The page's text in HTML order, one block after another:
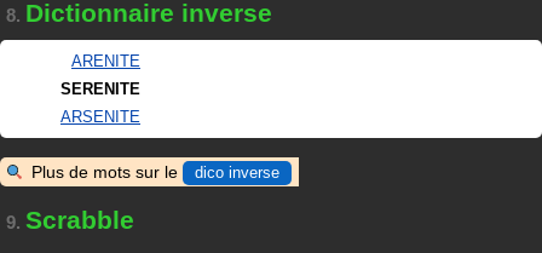
8. Dictionnaire inverse
ARENITE
SERENITE
ARSENITE
Plus de mots sur le dico inverse
9. Scrabble